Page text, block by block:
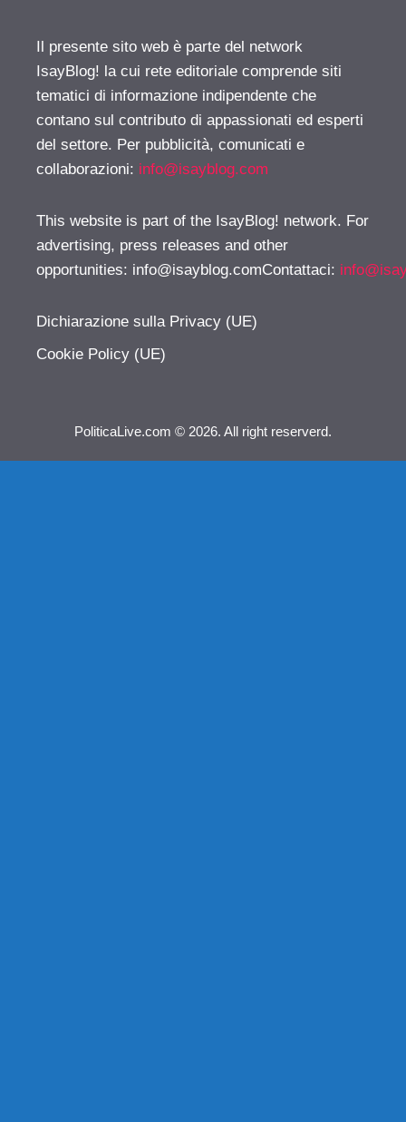
Il presente sito web è parte del network
IsayBlog! la cui rete editoriale comprende siti
tematici di informazione indipendente che
contano sul contributo di appassionati ed esperti
del settore. Per pubblicità, comunicati e
collaborazioni: info@isayblog.com
This website is part of the IsayBlog! network. For
advertising, press releases and other
opportunities: info@isayblog.comContattaci:
Dichiarazione sulla Privacy (UE)
Cookie Policy (UE)
PoliticaLive.com © 2026. All right reserverd.